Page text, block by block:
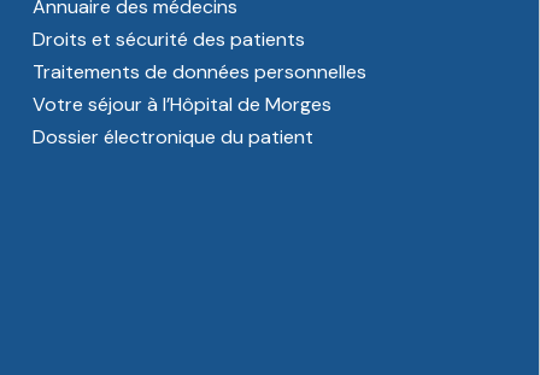
Annuaire des médecins
Droits et sécurité des patients
Traitements de données personnelles
Votre séjour à l’Hôpital de Morges
Dossier électronique du patient